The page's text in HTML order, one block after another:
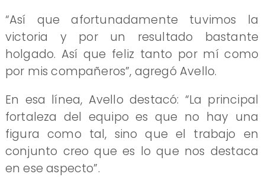
“Así que afortunadamente tuvimos la
victoria y por un resultado bastante
holgado. Así que feliz tanto por mí como
por mis compañeros”, agregó Avello.
En esa línea, Avello destacó: “La principal
fortaleza del equipo es que no hay una
figura como tal, sino que el trabajo en
conjunto creo que es lo que nos destaca
en ese aspecto”.